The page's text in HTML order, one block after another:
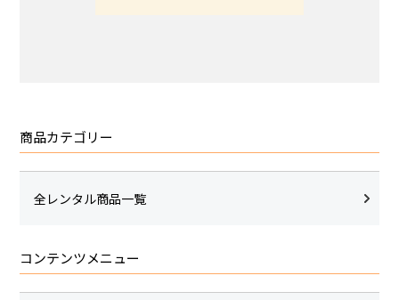
商品カテゴリー
全レンタル商品一覧
コンテンツメニュー